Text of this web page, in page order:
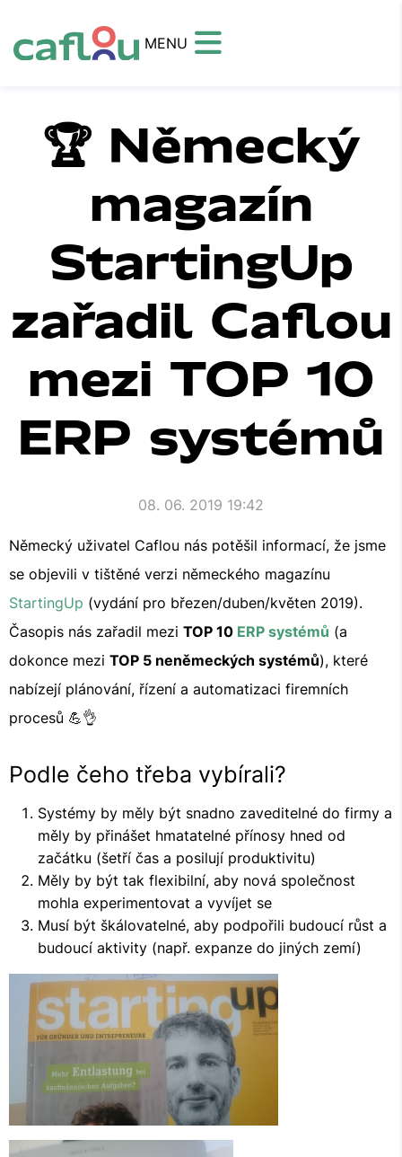
MENU
️🏆 Německý
magazín
StartingUp
zařadil Caflou
mezi TOP 10
ERP systémů
08. 06. 2019 19:42
Německý uživatel Caflou nás potěšil informací, že jsme
se objevili v tištěné verzi německého magazínu
StartingUp (vydání pro březen/duben/květen 2019).
Časopis nás zařadil mezi TOP 10 ERP systémů (a
dokonce mezi TOP 5 neněmeckých systémů), které
nabízejí plánování, řízení a automatizaci firemních
procesů 💪👌
Podle čeho třeba vybírali?
Systémy by měly být snadno zaveditelné do firmy a
měly by přinášet hmatatelné přínosy hned od
začátku (šetří čas a posilují produktivitu)
Měly by být tak flexibilní, aby nová společnost
mohla experimentovat a vyvíjet se
Musí být škálovatelné, aby podpořili budoucí růst a
budoucí aktivity (např. expanze do jiných zemí)